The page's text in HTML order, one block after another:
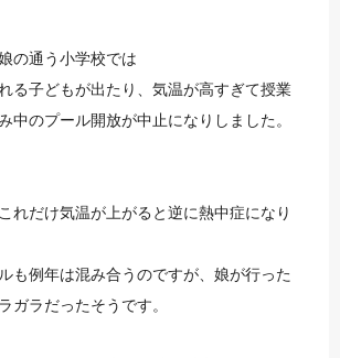
の通う小学校では
る子どもが出たり、気温が高すぎて授業
中のプール開放が中止になりしました。
れだけ気温が上がると逆に熱中症になり
も例年は混み合うのですが、娘が行った
ガラだったそうです。